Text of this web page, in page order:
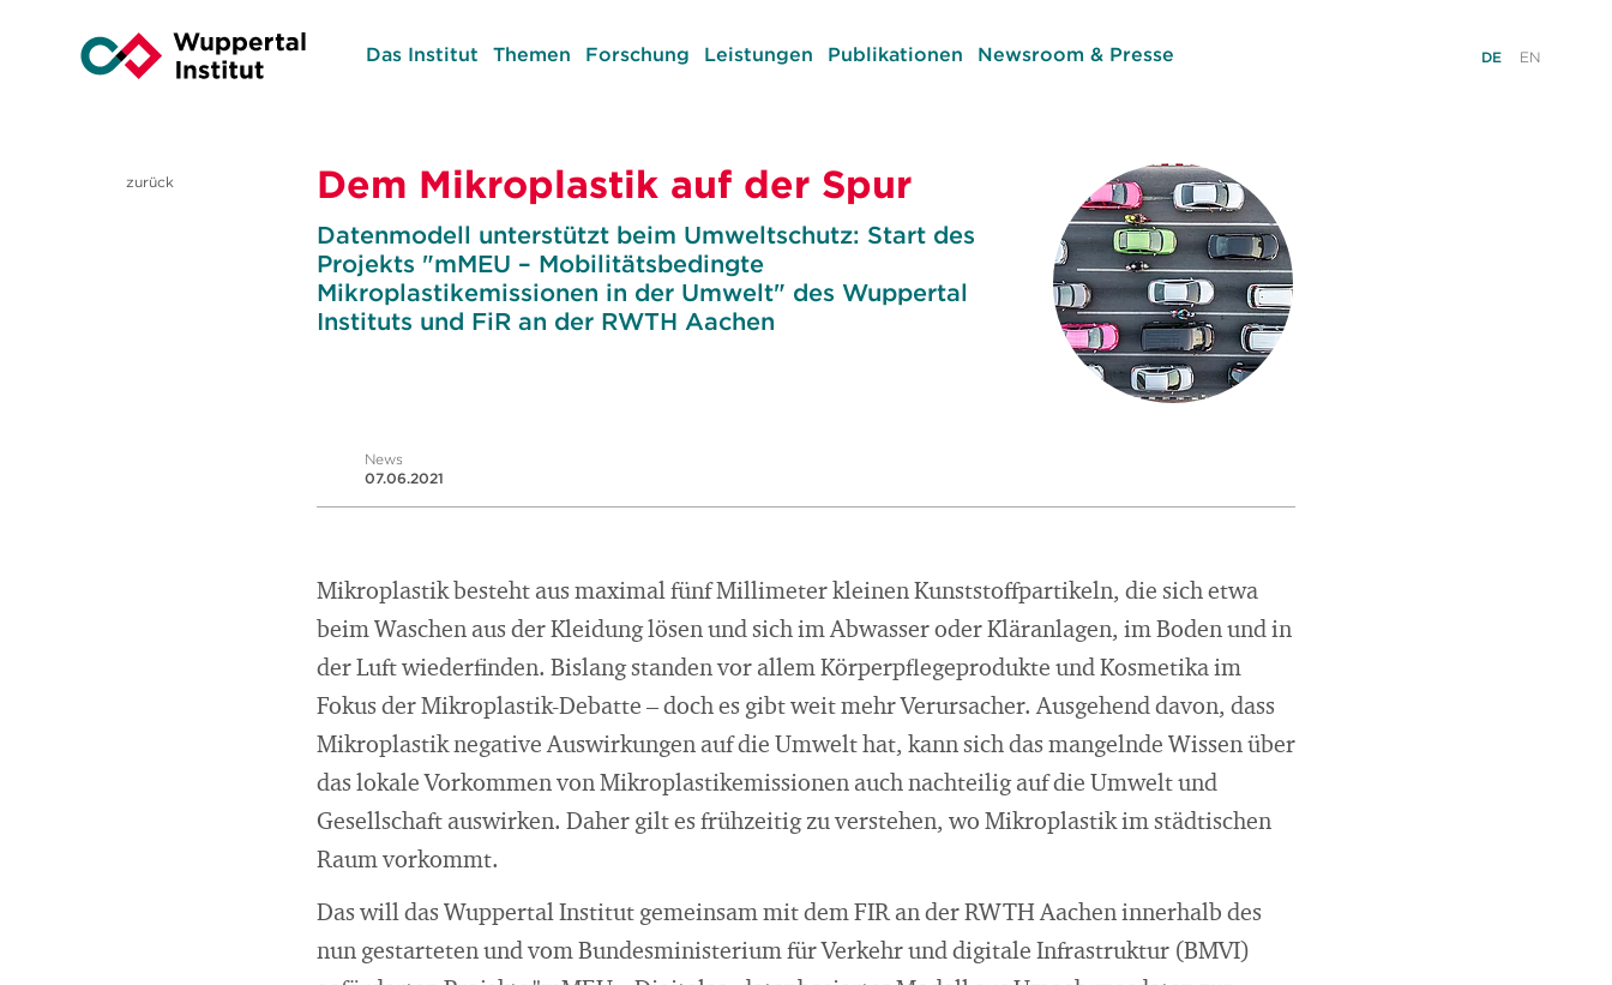
Das Institut Themen Forschung Leistungen Publikationen Newsroom & Presse DE EN
zurück Dem Mikroplastik auf der Spur
Datenmodell unterstützt beim Umweltschutz: Start des
Projekts "mMEU – Mobilitätsbedingte
Mikroplastikemissionen in der Umwelt" des Wuppertal
Instituts und FiR an der RWTH Aachen
News
07.06.2021
Mikroplastik besteht aus maximal fünf Millimeter kleinen Kunststoffpartikeln, die sich etwa
beim Waschen aus der Kleidung lösen und sich im Abwasser oder Kläranlagen, im Boden und in
der Luft wiederfinden. Bislang standen vor allem Körperpflegeprodukte und Kosmetika im
Fokus der Mikroplastik-Debatte – doch es gibt weit mehr Verursacher. Ausgehend davon, dass
Mikroplastik negative Auswirkungen auf die Umwelt hat, kann sich das mangelnde Wissen über
das lokale Vorkommen von Mikroplastikemissionen auch nachteilig auf die Umwelt und
Gesellschaft auswirken. Daher gilt es frühzeitig zu verstehen, wo Mikroplastik im städtischen
Raum vorkommt.
Das will das Wuppertal Institut gemeinsam mit dem FIR an der RWTH Aachen innerhalb des
nun gestarteten und vom Bundesministerium für Verkehr und digitale Infrastruktur (BMVI)